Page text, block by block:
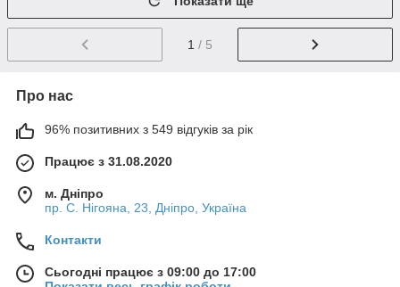
1 / 5
Про нас
96% позитивних з 549 відгуків за рік
Працює з 31.08.2020
м. Дніпро
пр. С. Нігояна, 23, Дніпро, Україна
Контакти
Сьогодні працює з 09:00 до 17:00